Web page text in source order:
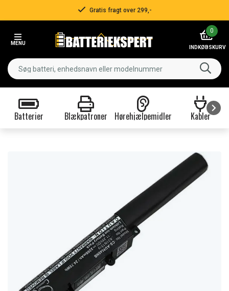
Gratis fragt over 299,-
MENU
0
INDKØBSKURV
Batterier Blækpatroner Hørehjælpemidler Kabler